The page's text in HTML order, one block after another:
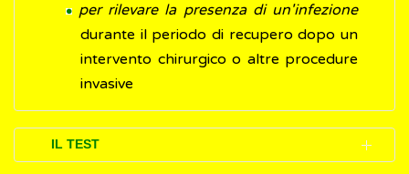
per rilevare la presenza di un'infezione
durante il periodo di recupero dopo un
intervento chirurgico o altre procedure
invasive
IL TEST